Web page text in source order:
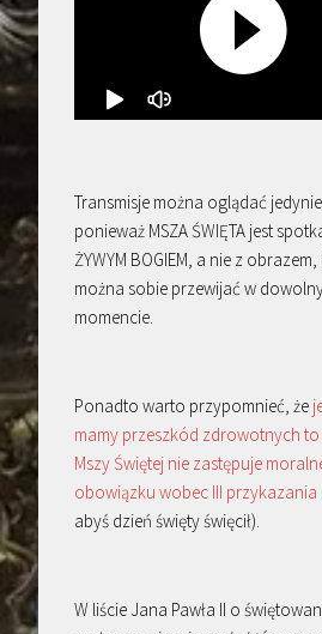
Transmisje można oglądać jedynie
ponieważ MSZA ŚWIĘTA jest
ŻYWYM BOGIEM, a nie z
można sobie przewijać w
momencie.
Ponadto warto przypomnieć, że
mamy przeszkód zdrowotnych
Mszy Świętej nie zastępuje
obowiązku wobec III przykazania
abyś dzień święty święcił).
W liście Jana Pawła II o